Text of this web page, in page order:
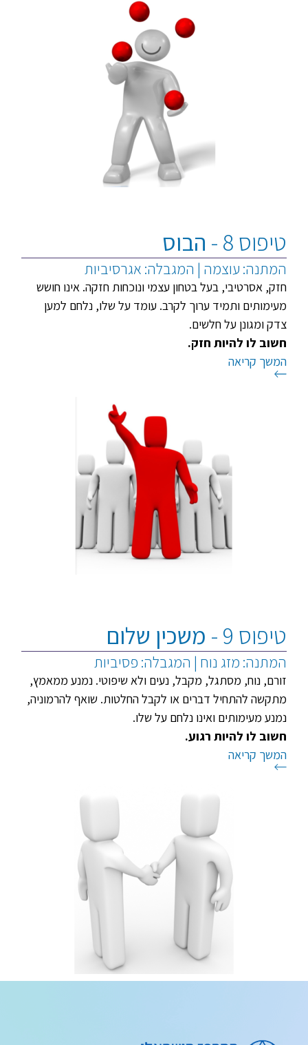
טיפוס 8 - הבוס
המתנה: עוצמה | המגבלה: אגרסיביות
חזק, אסרטיבי, בעל בטחון עצמי ונוכחות חזקה. אינו חושש
מעימותים ותמיד ערוך לקרב. עומד על שלו, נלחם למען
צדק ומגונן על חלשים.
חשוב לו להיות חזק.
המשך קריאה
טיפוס 9 - משכין שלום
המתנה: מזג נוח | המגבלה: פסיביות
זורם, נוח, מסתגל, מקבל, נעים ולא שיפוטי. נמנע ממאמץ,
מתקשה להתחיל דברים או לקבל החלטות. שואף להרמוניה,
נמנע מעימותים ואינו נלחם על שלו.
חשוב לו להיות רגוע.
המשך קריאה